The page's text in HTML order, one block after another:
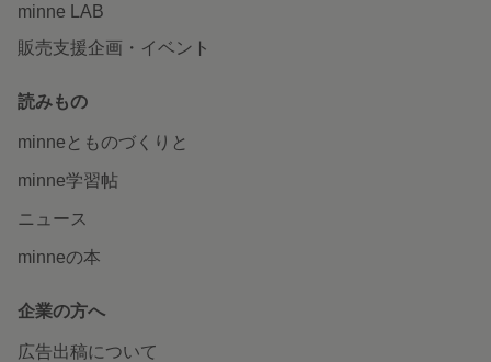
minne LAB
販売支援企画・イベント
読みもの
minneとものづくりと
minne学習帖
ニュース
minneの本
企業の方へ
広告出稿について